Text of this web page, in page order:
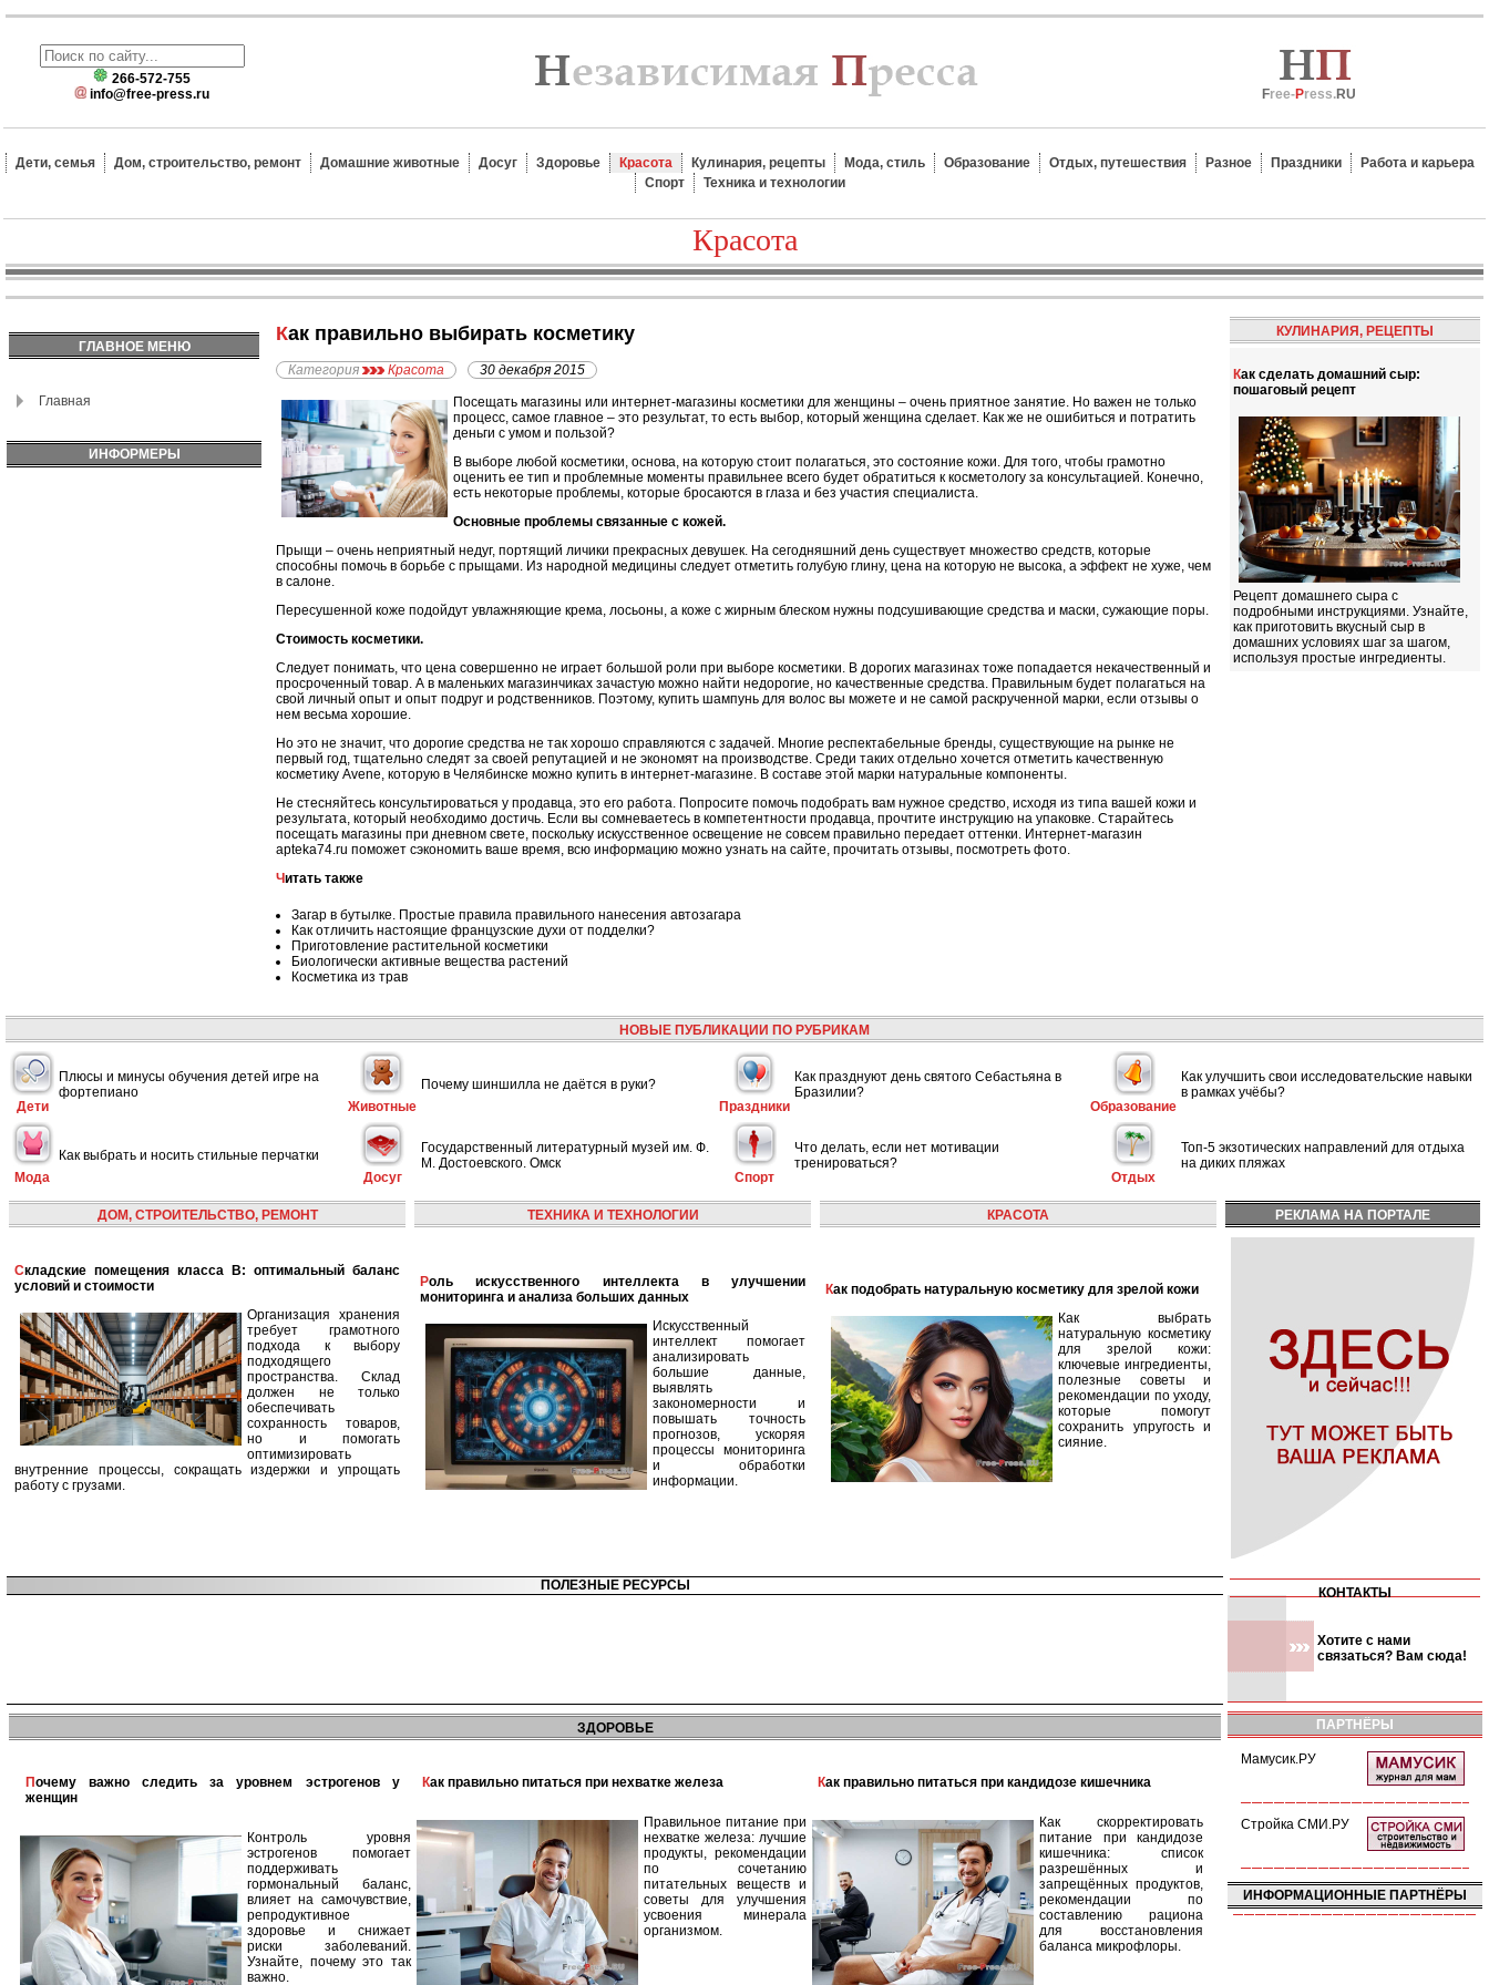
266-572-755
info@free-press.ru
Free-Press.RU
Дети, семья Дом, строительство, ремонт Домашние животные Досуг Здоровье Красота Кулинария, рецепты Мода, стиль Образование Отдых, путешествия Разное Праздники
Работа и карьера
Спорт
Техника и технологии
Красота
ГЛАВНОЕ МЕНЮ
Главная
ИНФОРМЕРЫ
Как правильно выбирать косметику
Категория Красота 30 декабря 2015
Посещать магазины или интернет-магазины косметики для женщины – очень приятное занятие. Но важен не только
процесс, самое главное – это результат, то есть выбор, который женщина сделает. Как же не ошибиться и потратить
деньги с умом и пользой?
В выборе любой косметики, основа, на которую стоит полагаться, это состояние кожи. Для того, чтобы грамотно
оценить ее тип и проблемные моменты правильнее всего будет обратиться к косметологу за консультацией. Конечно,
есть некоторые проблемы, которые бросаются в глаза и без участия специалиста.
Основные проблемы связанные с кожей.
Прыщи – очень неприятный недуг, портящий личики прекрасных девушек. На сегодняшний день существует множество средств, которые
способны помочь в борьбе с прыщами. Из народной медицины следует отметить голубую глину, цена на которую не высока, а эффект не хуже, чем
в салоне.
Пересушенной коже подойдут увлажняющие крема, лосьоны, а коже с жирным блеском нужны подсушивающие средства и маски, сужающие поры.
Стоимость косметики.
Следует понимать, что цена совершенно не играет большой роли при выборе косметики. В дорогих магазинах тоже попадается некачественный и
просроченный товар. А в маленьких магазинчиках зачастую можно найти недорогие, но качественные средства. Правильным будет полагаться на
свой личный опыт и опыт подруг и родственников. Поэтому, купить шампунь для волос вы можете и не самой раскрученной марки, если отзывы о
нем весьма хорошие.
Но это не значит, что дорогие средства не так хорошо справляются с задачей. Многие респектабельные бренды, существующие на рынке не
первый год, тщательно следят за своей репутацией и не экономят на производстве. Среди таких отдельно хочется отметить качественную
косметику Avene, которую в Челябинске можно купить в интернет-магазине. В составе этой марки натуральные компоненты.
Не стесняйтесь консультироваться у продавца, это его работа. Попросите помочь подобрать вам нужное средство, исходя из типа вашей кожи и
результата, который необходимо достичь. Если вы сомневаетесь в компетентности продавца, прочтите инструкцию на упаковке. Старайтесь
посещать магазины при дневном свете, поскольку искусственное освещение не совсем правильно передает оттенки. Интернет-магазин
apteka74.ru поможет сэкономить ваше время, всю информацию можно узнать на сайте, прочитать отзывы, посмотреть фото.
Читать также
Загар в бутылке. Простые правила правильного нанесения автозагара
Как отличить настоящие французские духи от подделки?
Приготовление растительной косметики
Биологически активные вещества растений
Косметика из трав
КУЛИНАРИЯ, РЕЦЕПТЫ
Как сделать домашний сыр:
пошаговый рецепт
Рецепт домашнего сыра с
подробными инструкциями. Узнайте,
как приготовить вкусный сыр в
домашних условиях шаг за шагом,
используя простые ингредиенты.
НОВЫЕ ПУБЛИКАЦИИ ПО РУБРИКАМ
Дети
Плюсы и минусы обучения детей игре на
фортепиано
Животные
Почему шиншилла не даётся в руки?
Праздники
Как празднуют день святого Себастьяна в
Бразилии?
Образование
Как улучшить свои исследовательские навыки
в рамках учёбы?
Мода
Как выбрать и носить стильные перчатки
Досуг
Государственный литературный музей им. Ф.
М. Достоевского. Омск
Спорт
Что делать, если нет мотивации
тренироваться?
Отдых
Топ-5 экзотических направлений для отдыха
на диких пляжах
ДОМ, СТРОИТЕЛЬСТВО, РЕМОНТ
Складские помещения класса B: оптимальный баланс
условий и стоимости
Организация хранения
требует грамотного
подхода к выбору
подходящего
пространства. Склад
должен не только
обеспечивать
сохранность товаров,
но и помогать
оптимизировать
внутренние процессы, сокращать издержки и упрощать
работу с грузами.
ТЕХНИКА И ТЕХНОЛОГИИ
Роль искусственного интеллекта в улучшении
мониторинга и анализа больших данных
Искусственный
интеллект помогает
анализировать
большие данные,
выявлять
закономерности и
повышать точность
прогнозов, ускоряя
процессы мониторинга
и обработки
информации.
КРАСОТА
Как подобрать натуральную косметику для зрелой кожи
Как выбрать
натуральную косметику
для зрелой кожи:
ключевые ингредиенты,
полезные советы и
рекомендации по уходу,
которые помогут
сохранить упругость и
сияние.
РЕКЛАМА НА ПОРТАЛЕ
ПОЛЕЗНЫЕ РЕСУРСЫ КОНТАКТЫ
Хотите с нами
связаться? Вам сюда!
ЗДОРОВЬЕ
Почему важно следить за уровнем эстрогенов у
женщин
Контроль уровня
эстрогенов помогает
поддерживать
гормональный баланс,
влияет на самочувствие,
репродуктивное
здоровье и снижает
риски заболеваний.
Узнайте, почему это так
важно.
Как правильно питаться при нехватке железа
Правильное питание при
нехватке железа: лучшие
продукты, рекомендации
по сочетанию
питательных веществ и
советы для улучшения
усвоения минерала
организмом.
Как правильно питаться при кандидозе кишечника
Как скорректировать
питание при кандидозе
кишечника: список
разрешённых и
запрещённых продуктов,
рекомендации по
составлению рациона
для восстановления
баланса микрофлоры.
ПАРТНЁРЫ
Мамусик.РУ
Стройка СМИ.РУ
ИНФОРМАЦИОННЫЕ ПАРТНЁРЫ